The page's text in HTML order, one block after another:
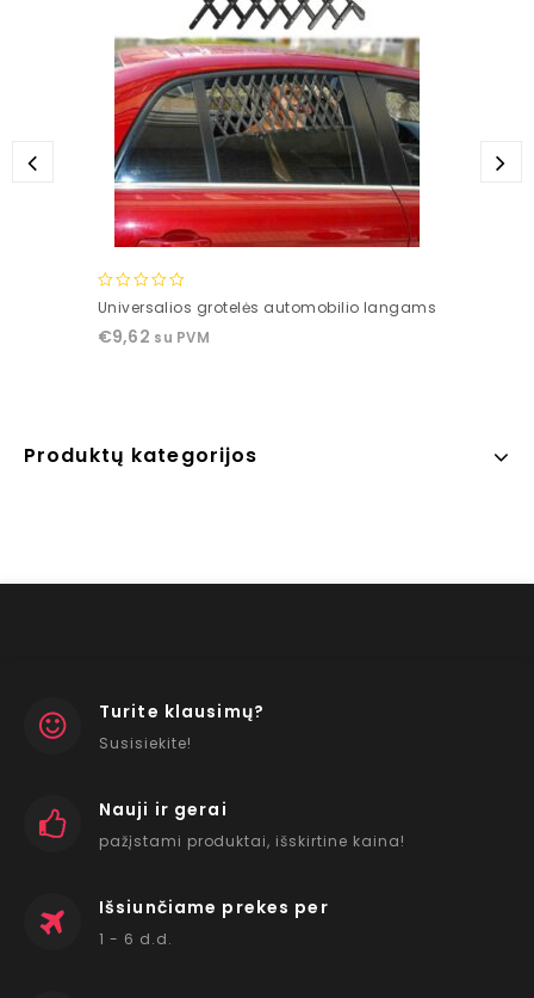
0
of
Universalios grotelės automobilio langams
€9,62 su PVM
Produktų kategorijos
Turite klausimų?
Susisiekite!
Nauji ir gerai
pažįstami produktai, išskirtine kaina!
Išsiunčiame prekes per
1 - 6 d.d.